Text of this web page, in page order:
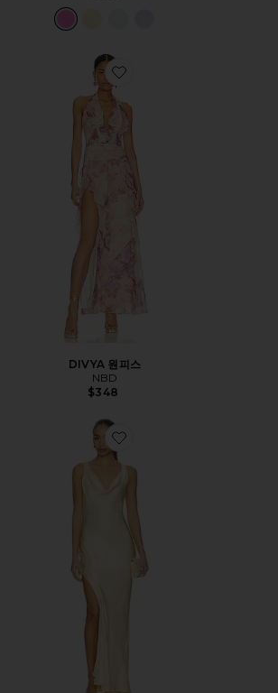
Favorite DIVYA 원피스
DIVYA 원피스
NBD
$348
Favorite ANOUK 원피스